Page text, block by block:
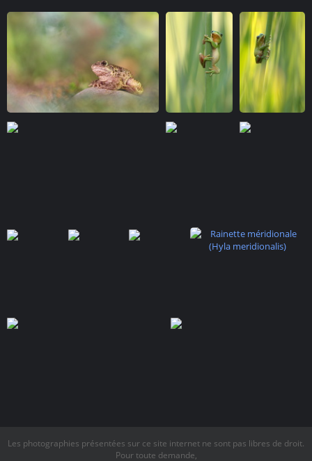
Les photographies présentées sur ce site internet ne sont pas libres de droit.
Pour toute demande,